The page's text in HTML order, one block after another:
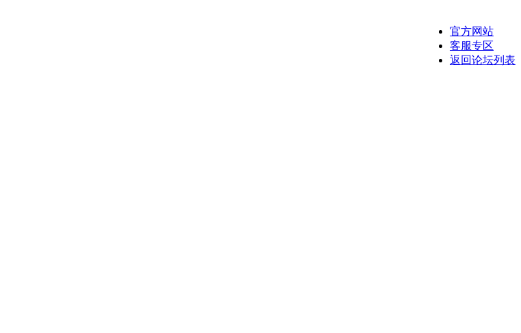
官方网站
客服专区
返回论坛列表